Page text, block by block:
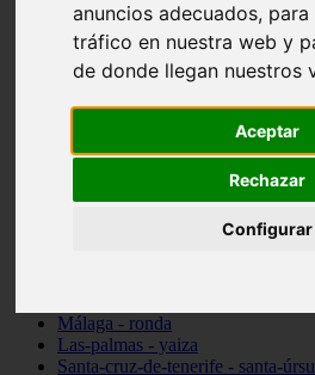
anuncios adecuados, para
tráfico en nuestra web y
de donde llegan nuestros
Aceptar
Rechazar
Configurar
álava - vitoria-gasteiz
Málaga - marbella
Zaragoza - zaragoza
Barcelona - barcelona
Valencia - valencia
Toledo - seseña
Cantabria - val-de-san-vicente
Málaga - ronda
Las-palmas - yaiza
Santa-cruz-de-tenerife - santa-